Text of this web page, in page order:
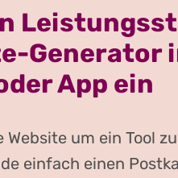
Generator
App ein
Website um ein Tool
einfach einen